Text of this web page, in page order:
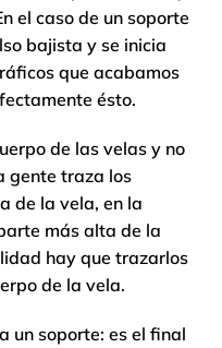
el caso de un soporte
bajista y se inicia
que acabamos
ésto.
de las velas y no
gente traza los
de la vela, en la
más alta de la
hay que trazarlos
de la vela.
un soporte: es el final